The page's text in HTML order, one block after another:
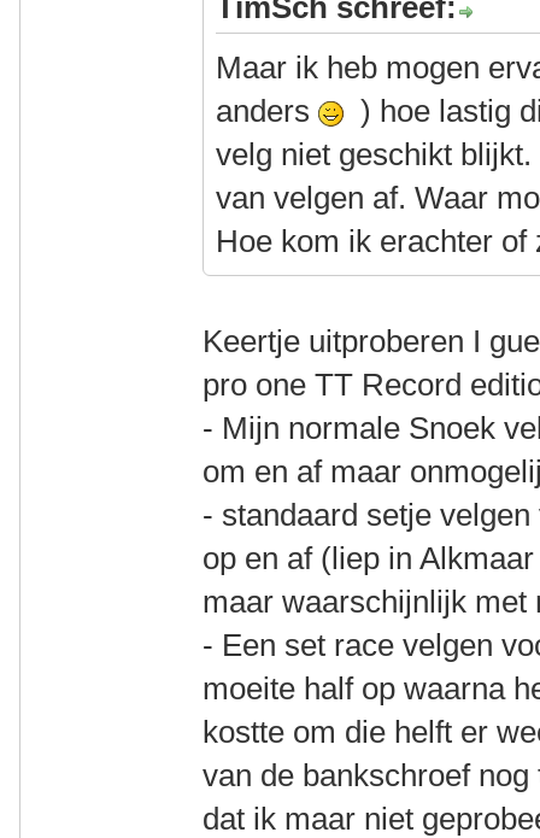
TimSch schreef:
Maar ik heb mogen
anders
) hoe lastig
velg niet geschikt
van velgen af. Waar
Hoe kom ik erachter
Keertje uitproberen I
pro one TT Record
- Mijn normale Snoek
om en af maar
- standaard setje
op en af (liep in
maar waarschijnlijk
- Een set race velgen
moeite half op waarna
kostte om die helft er
van de bankschroef
dat ik maar niet